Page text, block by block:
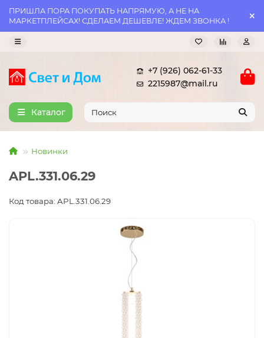
ПРИШЛА ПОРА ПОКУПАТЬ НАПРЯМУЮ, А НЕ НА
МАРКЕТПЛЕЙСАХ! СДЕЛАЕМ ДЕШЕВЛЕ! ЖДЕМ ЗВОНКА !
+7 (926) 062-61-33
2215987@mail.ru
Каталог
Новинки
APL.331.06.29
Код товара: APL.331.06.29